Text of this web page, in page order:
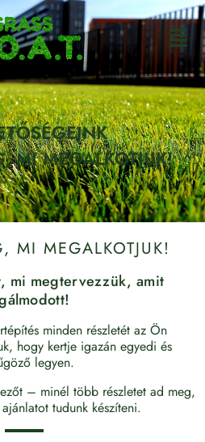
MI MEGALKOTJUK!
MI MEGALKOTJUK!
mi megtervezzük, amit
minden részletét az Ön
hogy kertje igazán egyedi és
legyen.
– minél több részletet ad meg,
tudunk készíteni.